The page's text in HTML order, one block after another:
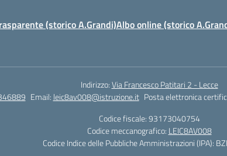
(storico A.Grandi)Albo online (storico
Indirizzo:Via Francesco Patitari 2 - Lecce
Email: leic8av008@istruzione.it Posta elettronica
Codice fiscale: 93173040754
Codice meccanografico: LEIC8AV008
Codice Indice delle Pubbliche Amministrazioni (IPA):